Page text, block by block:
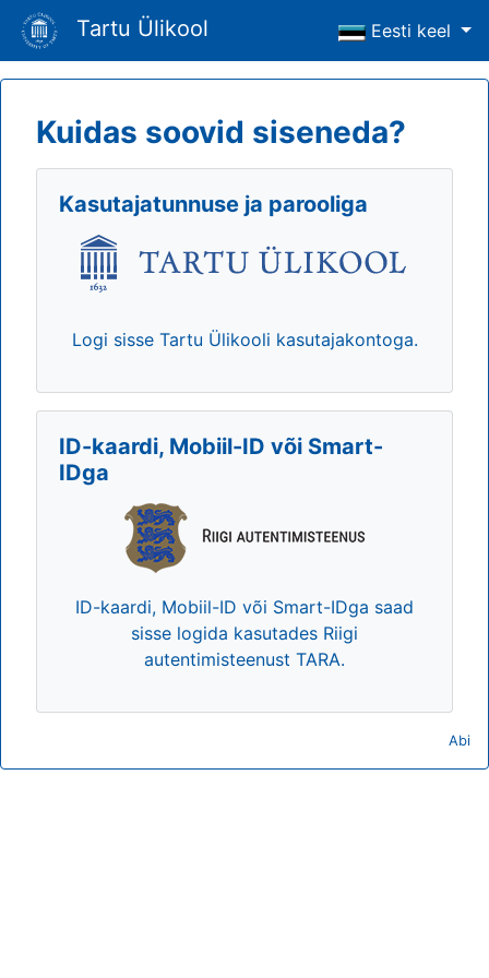
Tartu Ülikool Eesti keel
Kuidas soovid siseneda?
Kasutajatunnuse ja parooliga
Logi sisse Tartu Ülikooli kasutajakontoga.
ID-kaardi, Mobiil-ID või Smart-
IDga
ID-kaardi, Mobiil-ID või Smart-IDga saad
sisse logida kasutades Riigi
autentimisteenust TARA.
Abi